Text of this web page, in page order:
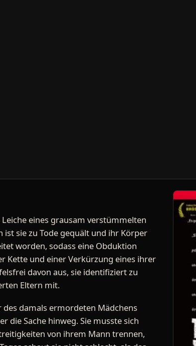
eines grausam verstümmelten
sie zu Tode gequält und ihr Körper
worden, sodass eine Obduktion
Kette und einer Verkürzung eines ihrer
davon aus, sie identifiziert zu
Eltern mit.
damals ermordeten Mädchens
die Sache hinweg. Sie musste sich
von ihrem Mann trennen,